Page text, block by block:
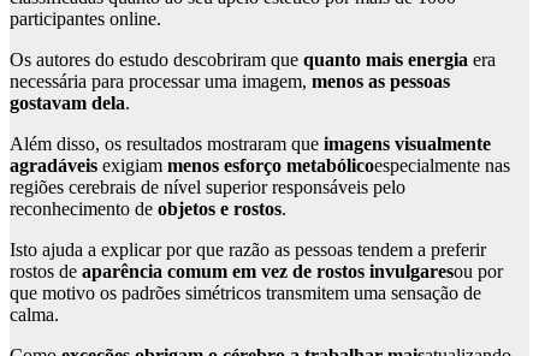
participantes online.
Os autores do estudo descobriram que quanto mais energia era
necessária para processar uma imagem, menos as pessoas
gostavam dela.
Além disso, os resultados mostraram que imagens visualmente
agradáveis exigiam menos esforço metabólicoespecialmente nas
regiões cerebrais de nível superior responsáveis pelo
reconhecimento de objetos e rostos.
Isto ajuda a explicar por que razão as pessoas tendem a preferir
rostos de aparência comum em vez de rostos invulgaresou por
que motivo os padrões simétricos transmitem uma sensação de
calma.